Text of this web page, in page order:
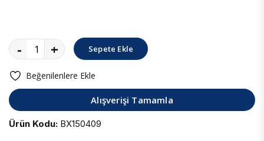
- + Sepete Ekle
Beğenilenlere Ekle
Alışverişi Tamamla
Ürün Kodu: BX150409